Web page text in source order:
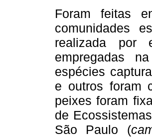
Foram feitas
comunidades
realizada por
empregadas
espécies
e outros foram
peixes foram
de
São Paulo (